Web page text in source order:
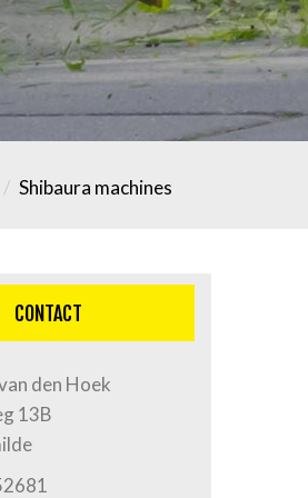
Shibaura machines
CONTACT
den Hoek
13B